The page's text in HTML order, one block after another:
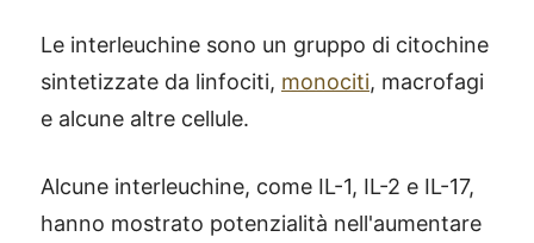
Le interleuchine sono un gruppo di citochine
sintetizzate da linfociti, monociti, macrofagi
e alcune altre cellule.
Alcune interleuchine, come IL-1, IL-2 e IL-17,
hanno mostrato potenzialità nell'aumentare